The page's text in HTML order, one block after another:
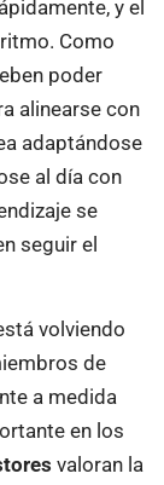
y el
Como
poder
alinearse con
adaptándose
al día con
se
seguir el
volviendo
de
a medida
en los
valoran la